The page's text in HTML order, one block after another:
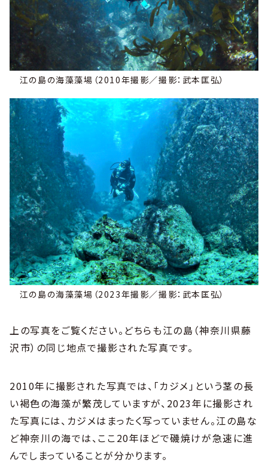
江の島の海藻藻場（2010年撮影／撮影：武本匡弘）
江の島の海藻藻場（2023年撮影／撮影：武本匡弘）
上の写真をご覧ください。どちらも江の島（神奈川県藤
沢市）の同じ地点で撮影された写真です。
2010年に撮影された写真では、「カジメ」という茎の長
い褐色の海藻が繁茂していますが、2023年に撮影され
た写真には、カジメはまったく写っていません。江の島な
ど神奈川の海では、ここ20年ほどで磯焼けが急速に進
んでしまっていることが分かります。